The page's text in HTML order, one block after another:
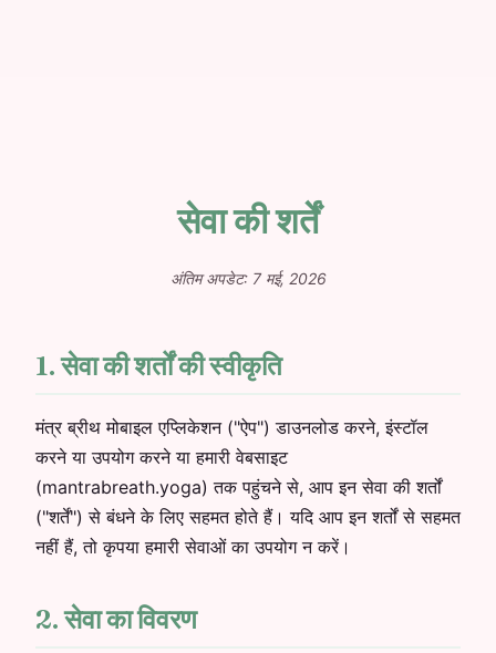
सेवा की शर्तें
अंतिम अपडेट: 7 मई, 2026
1. सेवा की शर्तों की स्वीकृति
मंत्र ब्रीथ मोबाइल एप्लिकेशन ("ऐप") डाउनलोड करने, इंस्टॉल
करने या उपयोग करने या हमारी वेबसाइट
(mantrabreath.yoga) तक पहुंचने से, आप इन सेवा की शर्तों
("शर्तें") से बंधने के लिए सहमत होते हैं। यदि आप इन शर्तों से सहमत
नहीं हैं, तो कृपया हमारी सेवाओं का उपयोग न करें।
2. सेवा का विवरण